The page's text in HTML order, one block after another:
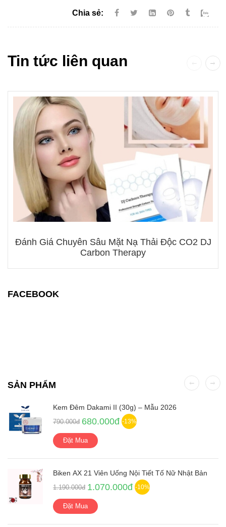
Chia sẻ:
Tin tức liên quan
Đánh Giá Chuyên Sâu Mặt Nạ Thải Độc CO2 DJ
Carbon Therapy
FACEBOOK
SẢN PHẨM
Kem Đêm Dakami II (30g) – Mẫu 2026
790.000đ 680.000đ -13%
Đặt Mua
Biken AX 21 Viên Uống Nội Tiết Tố Nữ Nhật Bản
1.190.000đ 1.070.000đ -10%
Đặt Mua